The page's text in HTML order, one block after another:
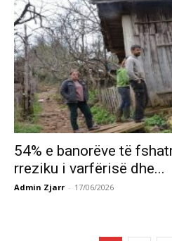
54% e banorëve të
rreziku i varfërisë dhe...
Admin Zjarr - 17/06/2026